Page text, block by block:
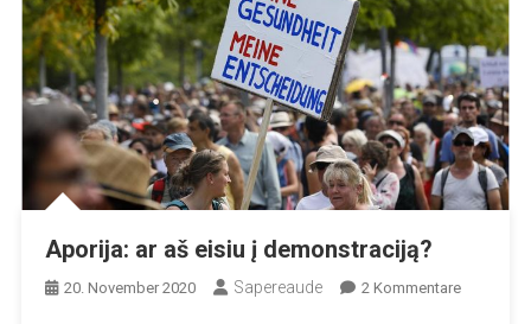
Aporija: ar aš eisiu į demonstraciją?
20. November 2020 Sapereaude 2 KommentareZu